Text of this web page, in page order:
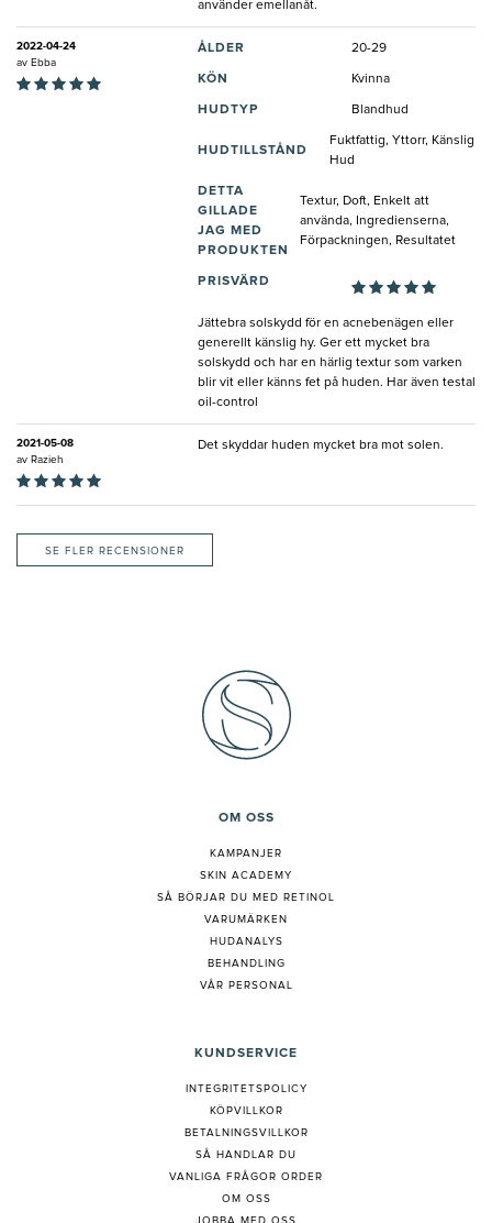
använder emellanåt.
2022-04-24
av Ebba
ÅLDER 20-29
KÖN Kvinna
HUDTYP Blandhud
HUDTILLSTÅND
Fuktfattig, Yttorr, Känslig
Hud
DETTA
GILLADE
JAG MED
PRODUKTEN
Textur, Doft, Enkelt att
använda, Ingredienserna,
Förpackningen, Resultatet
PRISVÄRD
Jättebra solskydd för en acnebenägen eller
generellt känslig hy. Ger ett mycket bra
solskydd och har en härlig textur som varken
blir vit eller känns fet på huden. Har även testal
oil-control
2021-05-08
av Razieh
Det skyddar huden mycket bra mot solen.
SE FLER RECENSIONER
OM OSS
KAMPANJER
SKIN ACADEMY
SÅ BÖRJAR DU MED RETINOL
VARUMÄRKEN
HUDANALYS
BEHANDLING
VÅR PERSONAL
KUNDSERVICE
INTEGRITETSPOLICY
KÖPVILLKOR
BETALNINGSVILLKOR
SÅ HANDLAR DU
VANLIGA FRÅGOR ORDER
OM OSS